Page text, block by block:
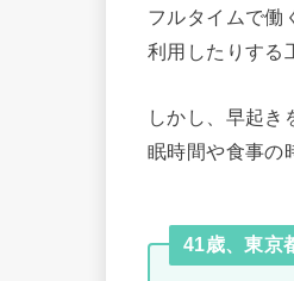
フルタイムで働
利用したりする
しかし、早起き
眠時間や食事の
41歳、東京